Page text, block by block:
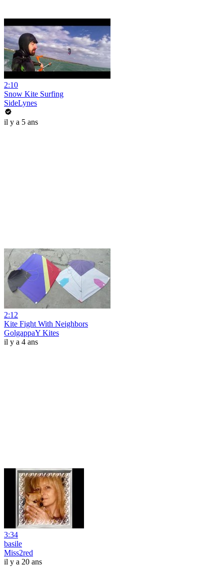
2:10
Snow Kite Surfing
SideLynes
il y a 5 ans
2:12
Kite Fight With Neighbors
GolgappaY Kites
il y a 4 ans
3:34
basile
Miss2red
il y a 20 ans